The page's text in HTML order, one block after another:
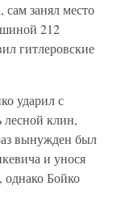
занял место
212
гитлеровские
ударил с
лесной клин,
вынужден был
и унося
однако Бойко